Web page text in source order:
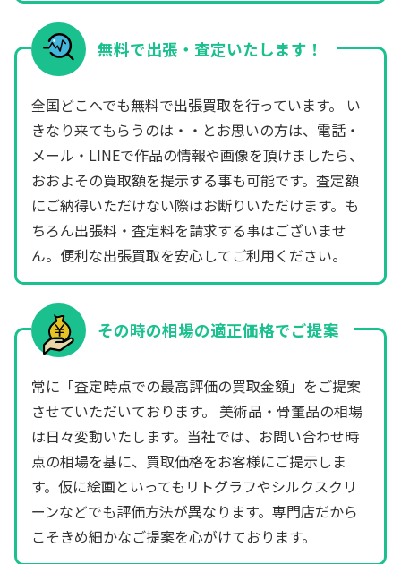
無料で出張・査定いたします！
全国どこへでも無料で出張買取を行っています。 い
きなり来てもらうのは・・とお思いの方は、電話・
メール・LINEで作品の情報や画像を頂けましたら、
おおよその買取額を提示する事も可能です。査定額
にご納得いただけない際はお断りいただけます。も
ちろん出張料・査定料を請求する事はございませ
ん。便利な出張買取を安心してご利用ください。
その時の相場の適正価格でご提案
常に「査定時点での最高評価の買取金額」をご提案
させていただいております。 美術品・骨董品の相場
は日々変動いたします。当社では、お問い合わせ時
点の相場を基に、買取価格をお客様にご提示しま
す。仮に絵画といってもリトグラフやシルクスクリ
ーンなどでも評価方法が異なります。専門店だから
こそきめ細かなご提案を心がけております。